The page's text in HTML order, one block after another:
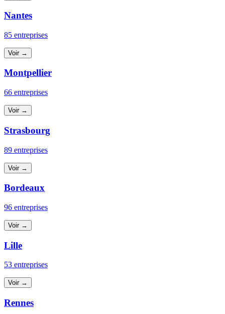
Nantes
85 entreprises
Voir →
Montpellier
66 entreprises
Voir →
Strasbourg
89 entreprises
Voir →
Bordeaux
96 entreprises
Voir →
Lille
53 entreprises
Voir →
Rennes